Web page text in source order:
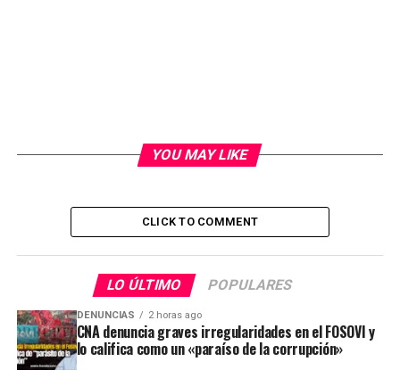
YOU MAY LIKE
CLICK TO COMMENT
LO ÚLTIMO POPULARES
DENUNCIAS 2 horas ago
CNA denuncia graves irregularidades en el FOSOVI y
lo califica como un «paraíso de la corrupción»